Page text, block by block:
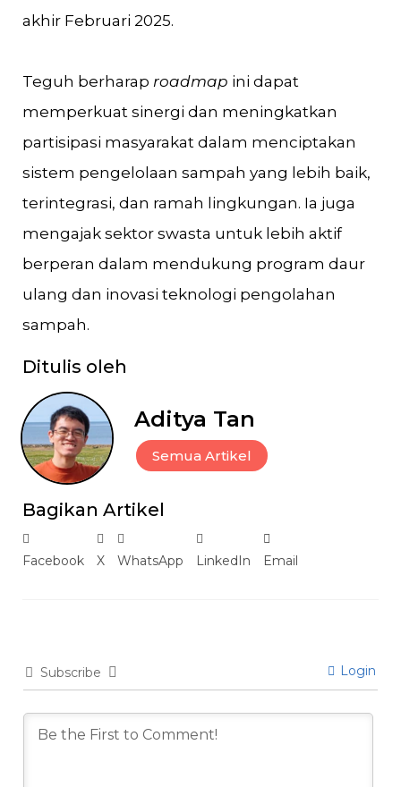
akhir Februari 2025.
Teguh berharap roadmap ini dapat
memperkuat sinergi dan meningkatkan
partisipasi masyarakat dalam menciptakan
sistem pengelolaan sampah yang lebih baik,
terintegrasi, dan ramah lingkungan. Ia juga
mengajak sektor swasta untuk lebih aktif
berperan dalam mendukung program daur
ulang dan inovasi teknologi pengolahan
sampah.
Ditulis oleh
Aditya Tan
Semua Artikel
Bagikan Artikel
Facebook X WhatsApp LinkedIn Email
Subscribe Login